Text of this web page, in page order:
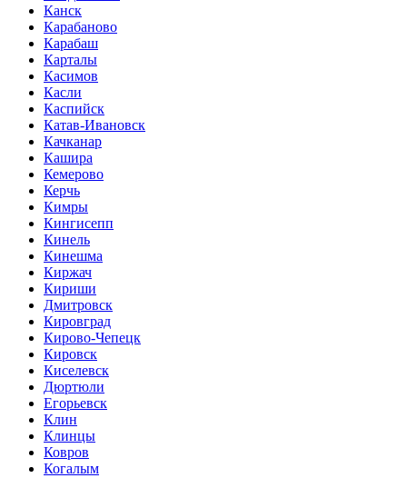
Канск
Карабаново
Карабаш
Карталы
Касимов
Касли
Каспийск
Катав-Ивановск
Качканар
Кашира
Кемерово
Керчь
Кимры
Кингисепп
Кинель
Кинешма
Киржач
Кириши
Дмитровск
Кировград
Кирово-Чепецк
Кировск
Киселевск
Дюртюли
Егорьевск
Клин
Клинцы
Ковров
Когалым